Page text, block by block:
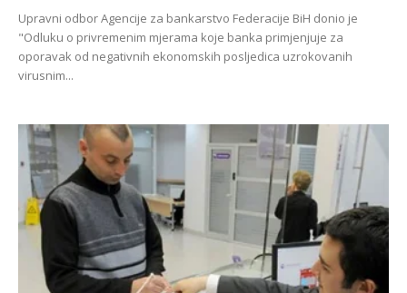
Upravni odbor Agencije za bankarstvo Federacije BiH donio je
"Odluku o privremenim mjerama koje banka primjenjuje za
oporavak od negativnih ekonomskih posljedica uzrokovanih
virusnim...